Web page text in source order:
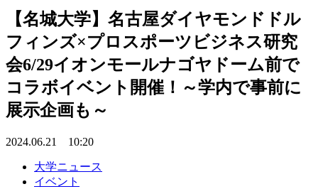
【名城大学】名古屋ダイヤモンドドル
フィンズ×プロスポーツビジネス研究
会6/29イオンモールナゴヤドーム前で
コラボイベント開催！～学内で事前に
展示企画も～
2024.06.21 10:20
大学ニュース
イベント